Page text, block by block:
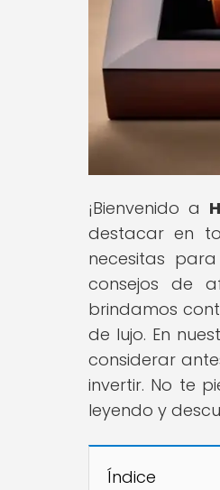
¡Bienvenido a
destacar en
necesitas
consejos de
brindamos
de lujo. En
considerar
invertir. No te
leyendo y
Índice